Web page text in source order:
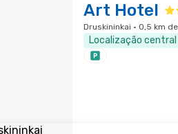
Art Hotel
Druskininkai · 0,5 km
Localização central